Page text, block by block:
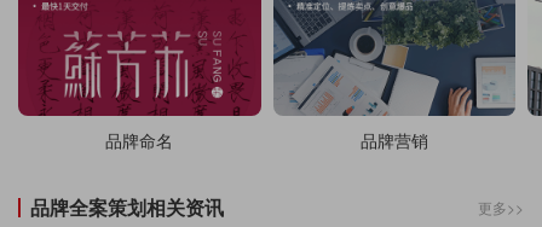
品牌命名 品牌营销
品牌全案策划相关资讯 更多>>